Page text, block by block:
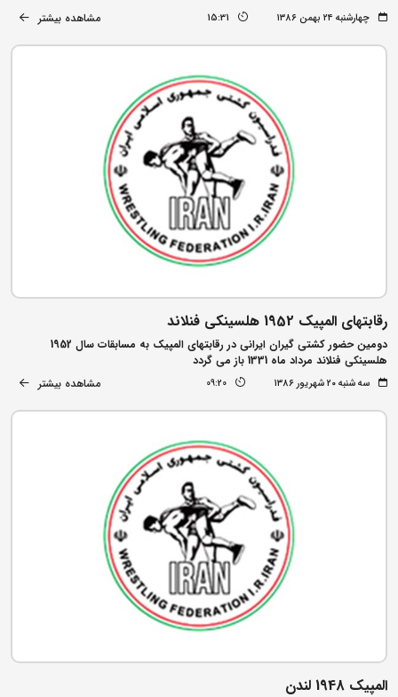
چهارشنبه ۲۴ بهمن ۱۳۸۶ 15:31 مشاهده بیشتر
رقابتهای المپیک 1952 هلسینکی فنلاند
دومین حضور کشتی گیران ایرانی در رقابتهای المپیک به مسابقات سال 1952
هلسینکی فنلاند مرداد ماه 1331 باز می گردد
سه شنبه ۲۰ شهریور ۱۳۸۶ 09:20 مشاهده بیشتر
المپیک 1948 لندن